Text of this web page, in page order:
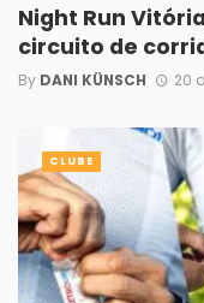
Night Run
circuito de
By DANI KÜNSCH 20
CLUBE